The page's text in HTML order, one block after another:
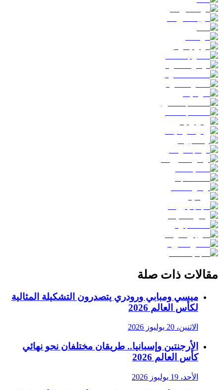
مقالات ذات صلة
ميسي ومبابي ورودري يتصدرون التشكيلة المثالية
لكأس العالم 2026
الاثنين، 20 يوليوز 2026
الأرجنتين وإسبانيا.. طريقان مختلفان نحو نهائي
كأس العالم 2026
الأحد، 19 يوليوز 2026